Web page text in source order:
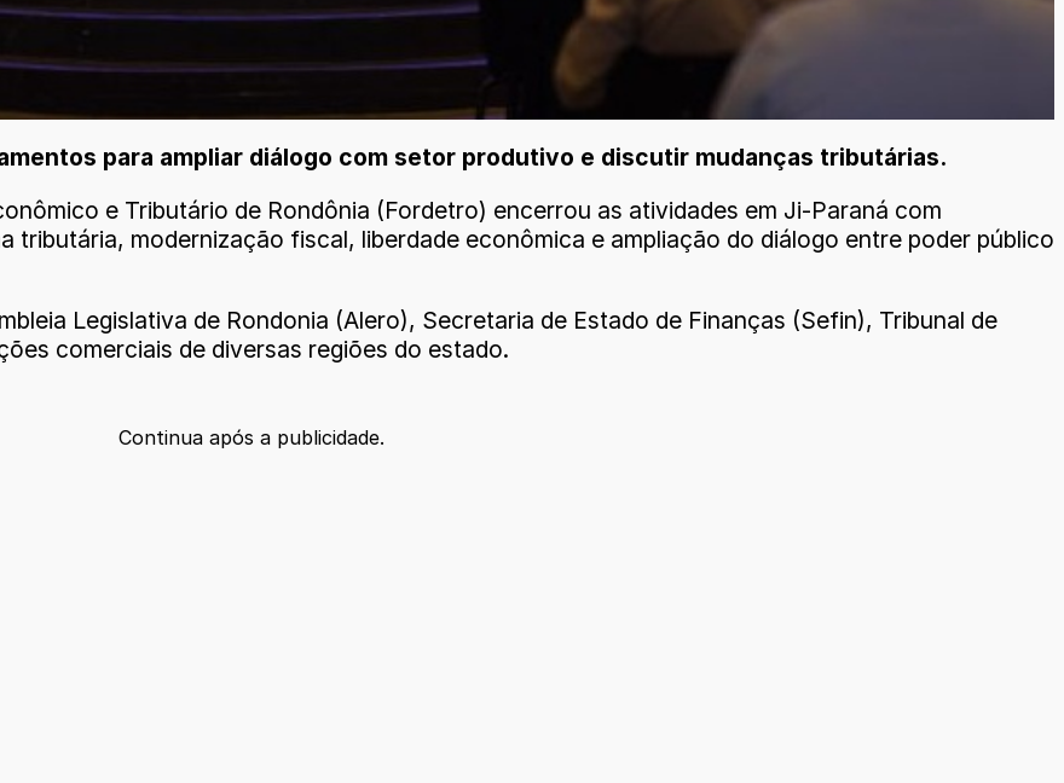
para ampliar diálogo com setor produtivo e discutir mudanças tributárias.
e Tributário de Rondônia (Fordetro) encerrou as atividades em Ji-Paraná com
modernização fiscal, liberdade econômica e ampliação do diálogo entre poder público
Legislativa de Rondonia (Alero), Secretaria de Estado de Finanças (Sefin), Tribunal de
comerciais de diversas regiões do estado.
Continua após a publicidade.